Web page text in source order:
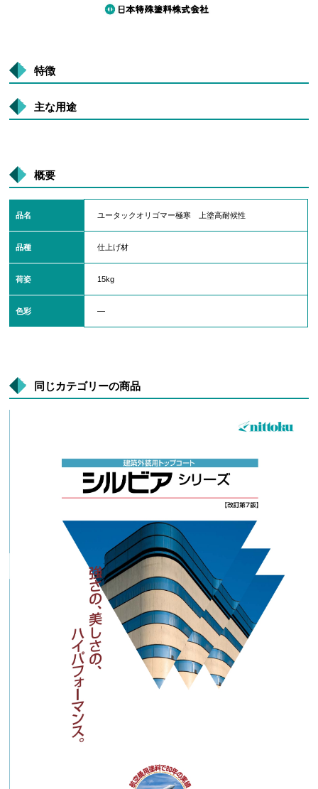
特徴
主な用途
概要
品名 ユータックオリゴマー極寒 上塗高耐候性
品種 仕上げ材
荷姿 15kg
色彩 ―
同じカテゴリーの商品